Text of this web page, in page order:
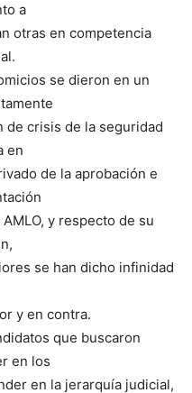
a
otras en competencia
se dieron en un
de crisis de la seguridad
en
de la aprobación e
y respecto de su
se han dicho infinidad
y en contra.
que buscaron
en los
en la jerarquía judicial,